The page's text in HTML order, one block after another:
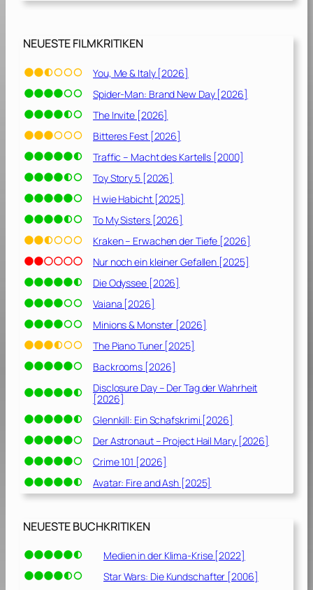
i
e
r
s
o
f
J
u
s
t
i
e
[
2
2
0
]
NEUESTE FILMKRITIKEN
You, Me & Italy [2026]
Spider-Man: Brand New Day [2026]
The Invite [2026]
Bitteres Fest [2026]
Traffic – Macht des Kartells [2000]
Toy Story 5 [2026]
H wie Habicht [2025]
To My Sisters [2026]
Kraken – Erwachen der Tiefe [2026]
Nur noch ein kleiner Gefallen [2025]
Die Odyssee [2026]
Vaiana [2026]
Minions & Monster [2026]
The Piano Tuner [2025]
Backrooms [2026]
Disclosure Day – Der Tag der Wahrheit
[2026]
Glennkill: Ein Schafskrimi [2026]
Der Astronaut – Project Hail Mary [2026]
Crime 101 [2026]
Avatar: Fire and Ash [2025]
NEUESTE BUCHKRITIKEN
Medien in der Klima-Krise [2022]
Star Wars: Die Kundschafter [2006]